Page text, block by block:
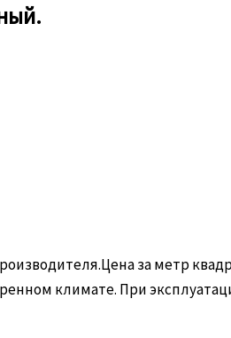
за метр
климате. При